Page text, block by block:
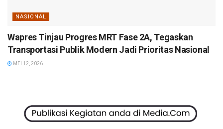
NASIONAL
Wapres Tinjau Progres MRT Fase 2A, Tegaskan
Transportasi Publik Modern Jadi Prioritas Nasional
MEI 12, 2026